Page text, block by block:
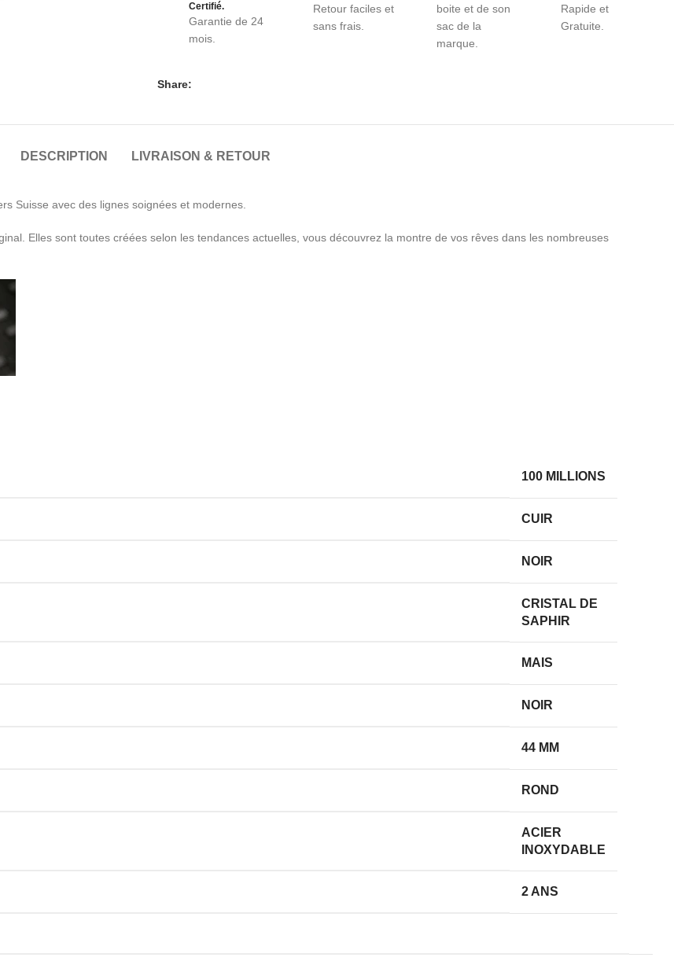
Certifié.
Garantie de 24
mois.
Retour faciles et
sans frais.
boite et de son
sac de la
marque.
Rapide et
Gratuite.
Share:
DESCRIPTION LIVRAISON & RETOUR
Suisse avec des lignes soignées et modernes.
Elles sont toutes créées selon les tendances actuelles, vous découvrez la montre de vos rêves dans les nombreuses
100 MILLIONS
CUIR
NOIR
CRISTAL DE
SAPHIR
MAIS
NOIR
44 MM
ROND
ACIER
INOXYDABLE
2 ANS